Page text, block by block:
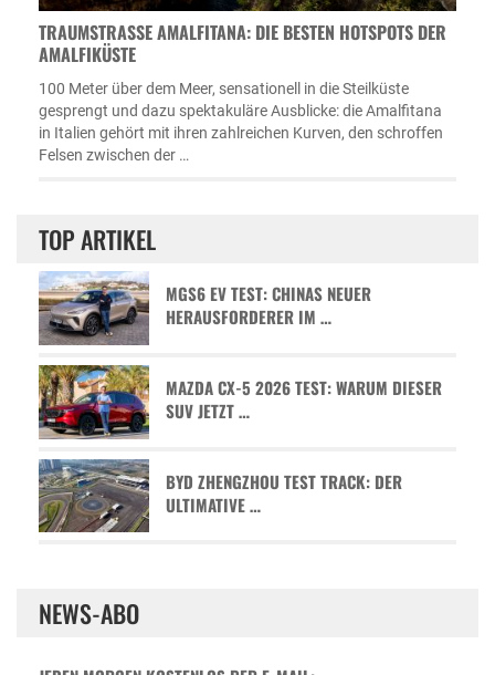
TRAUMSTRASSE AMALFITANA: DIE BESTEN HOTSPOTS DER A
MALFIKÜSTE
100 Meter über dem Meer, sensationell in die Steilküste
gesprengt und dazu spektakuläre Ausblicke: die Amalfitana
in Italien gehört mit ihren zahlreichen Kurven, den schroffen
Felsen zwischen der …
TOP ARTIKEL
MGS6 EV TEST: CHINAS NEUER
HERAUSFORDERER IM …
MAZDA CX-5 2026 TEST: WARUM DIESER
SUV JETZT …
BYD ZHENGZHOU TEST TRACK: DER
ULTIMATIVE …
NEWS-ABO